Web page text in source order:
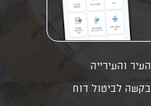
העיר והעירייה
בקשה לביטול דוח